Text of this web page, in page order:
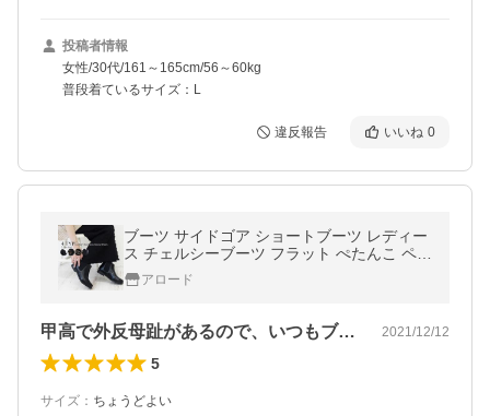
投稿者情報
女性/30代/161～165cm/56～60kg
普段着ているサイズ：L
違反報告 いいね 0
ブーツ サイドゴア ショートブーツ レディー
ス チェルシーブーツ フラット ぺたんこ ペタ
ンコ 痛くない 40代 30代
アロード
甲高で外反母趾があるので、いつもブーツ… 2021/12/12
5
サイズ ： ちょうどよい